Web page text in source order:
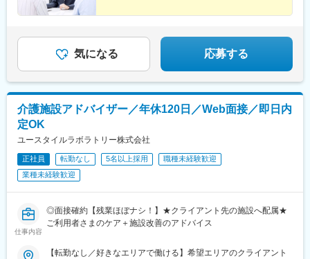
気になる 応募する
介護施設アドバイザー／年休120日／Web面接／即日内
定OK
ユースタイルラボラトリー株式会社
正社員 転勤なし 5名以上採用
職種未経験歓迎
業種未経験歓迎
仕事内容
◎面接確約【残業ほぼナシ！】★クライアント先の施設へ配属★
ご利用者さまのケア＋施設改善のアドバイス
【転勤なし／好きなエリアで働ける】希望エリアのクライアント